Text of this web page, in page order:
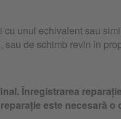
unul echivalent sau
de schimb revin în
Înregistrarea
este necesară o